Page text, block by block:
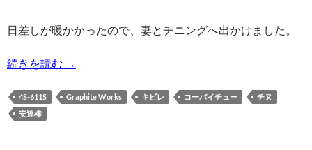
日差しが暖かかったので、妻とチニングへ出かけました。
続きを読む 2025/02/11の釣り | キビレ,チヌ
→
4S-611S Graphite Works キビレ コーバイチュー
チヌ
安達棒